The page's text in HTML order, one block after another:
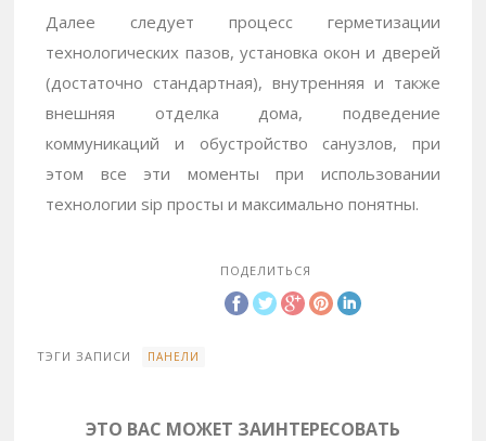
Далее следует процесс герметизации
технологических пазов, установка окон и дверей
(достаточно стандартная), внутренняя и также
внешняя отделка дома, подведение
коммуникаций и обустройство санузлов, при
этом все эти моменты при использовании
технологии sip просты и максимально понятны.
ПОДЕЛИТЬСЯ
ТЭГИ ЗАПИСИ ПАНЕЛИ
ЭТО ВАС МОЖЕТ ЗАИНТЕРЕСОВАТЬ